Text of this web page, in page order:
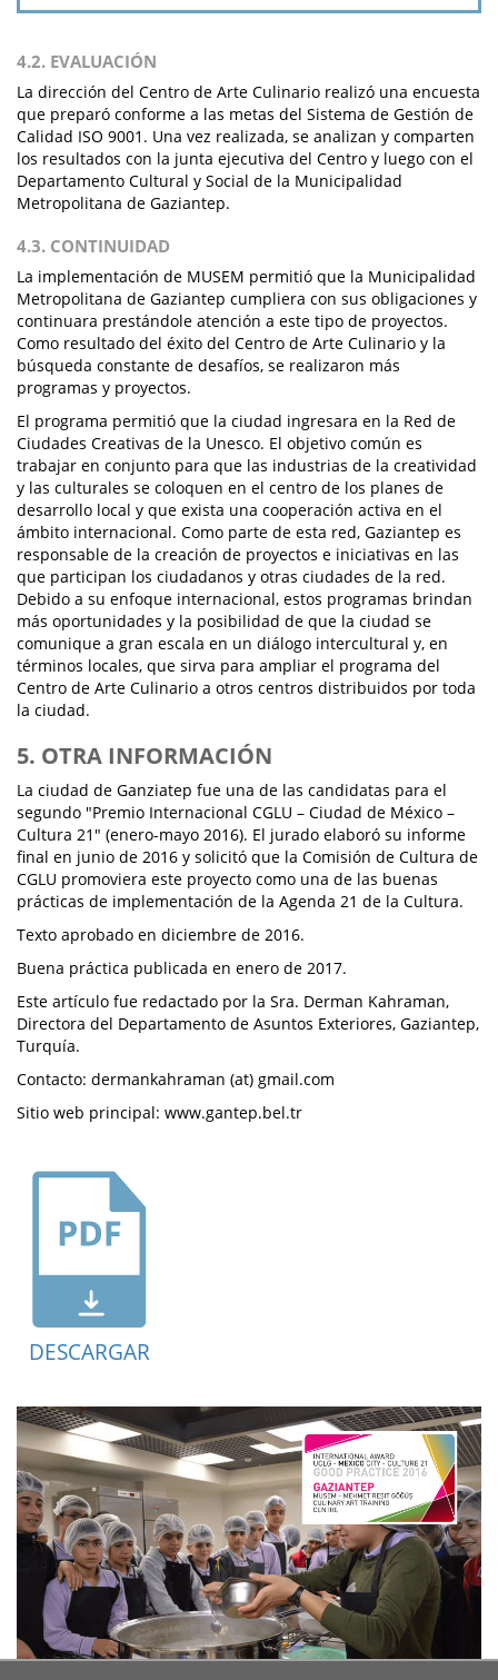
4.2. EVALUACIÓN
La dirección del Centro de Arte Culinario realizó una encuesta
que preparó conforme a las metas del Sistema de Gestión de
Calidad ISO 9001. Una vez realizada, se analizan y comparten
los resultados con la junta ejecutiva del Centro y luego con el
Departamento Cultural y Social de la Municipalidad
Metropolitana de Gaziantep.
4.3. CONTINUIDAD
La implementación de MUSEM permitió que la Municipalidad
Metropolitana de Gaziantep cumpliera con sus obligaciones y
continuara prestándole atención a este tipo de proyectos.
Como resultado del éxito del Centro de Arte Culinario y la
búsqueda constante de desafíos, se realizaron más
programas y proyectos.
El programa permitió que la ciudad ingresara en la Red de
Ciudades Creativas de la Unesco. El objetivo común es
trabajar en conjunto para que las industrias de la creatividad
y las culturales se coloquen en el centro de los planes de
desarrollo local y que exista una cooperación activa en el
ámbito internacional. Como parte de esta red, Gaziantep es
responsable de la creación de proyectos e iniciativas en las
que participan los ciudadanos y otras ciudades de la red.
Debido a su enfoque internacional, estos programas brindan
más oportunidades y la posibilidad de que la ciudad se
comunique a gran escala en un diálogo intercultural y, en
términos locales, que sirva para ampliar el programa del
Centro de Arte Culinario a otros centros distribuidos por toda
la ciudad.
5. OTRA INFORMACIÓN
La ciudad de Ganziatep fue una de las candidatas para el
segundo "Premio Internacional CGLU – Ciudad de México –
Cultura 21" (enero-mayo 2016). El jurado elaboró su informe
final en junio de 2016 y solicitó que la Comisión de Cultura de
CGLU promoviera este proyecto como una de las buenas
prácticas de implementación de la Agenda 21 de la Cultura.
Texto aprobado en diciembre de 2016.
Buena práctica publicada en enero de 2017.
Este artículo fue redactado por la Sra. Derman Kahraman,
Directora del Departamento de Asuntos Exteriores, Gaziantep,
Turquía.
Contacto: dermankahraman (at) gmail.com
Sitio web principal: www.gantep.bel.tr
DESCARGAR